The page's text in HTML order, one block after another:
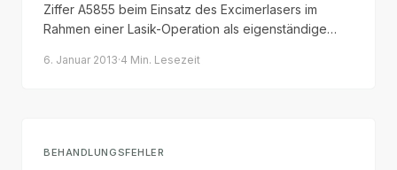
Ziffer A5855 beim Einsatz des Excimerlasers im
Rahmen einer Lasik-Operation als eigenständige
Folgen für die Erstattungspflicht privater
6. Januar 2013·4 Min. Lesezeit
BEHANDLUNGSFEHLER